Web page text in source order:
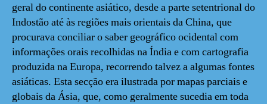
geral do continente asiático, desde a parte setentrional do
Indostão até às regiões mais orientais da China, que
procurava conciliar o saber geográfico ocidental com
informações orais recolhidas na Índia e com cartografia
produzida na Europa, recorrendo talvez a algumas fontes
asiáticas. Esta secção era ilustrada por mapas parciais e
globais da Ásia, que, como geralmente sucedia em toda